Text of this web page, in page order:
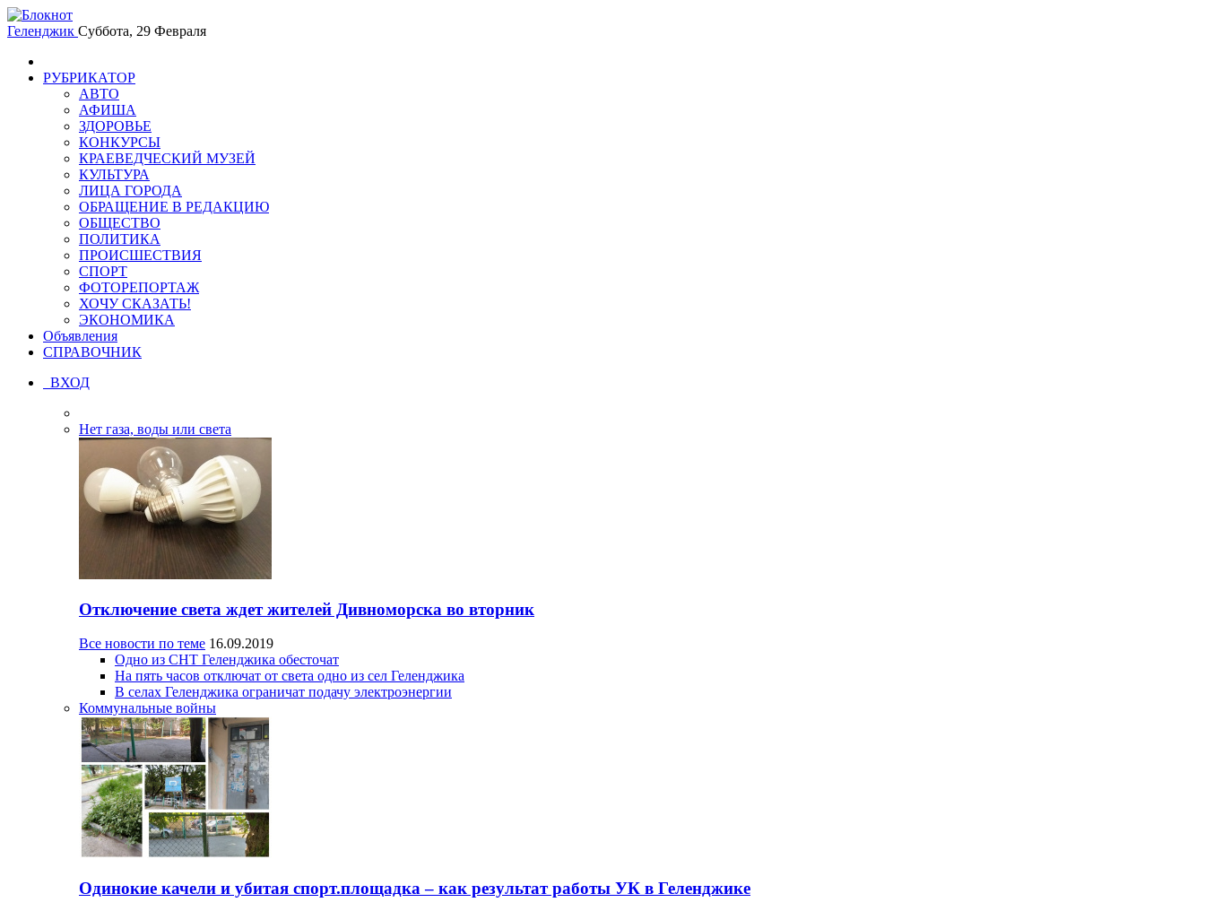
Геленджик Суббота, 29 Февраля
РУБРИКАТОР
АВТО
АФИША
ЗДОРОВЬЕ
КОНКУРСЫ
КРАЕВЕДЧЕСКИЙ МУЗЕЙ
КУЛЬТУРА
ЛИЦА ГОРОДА
ОБРАЩЕНИЕ В РЕДАКЦИЮ
ОБЩЕСТВО
ПОЛИТИКА
ПРОИСШЕСТВИЯ
СПОРТ
ФОТОРЕПОРТАЖ
ХОЧУ СКАЗАТЬ!
ЭКОНОМИКА
Объявления
СПРАВОЧНИК
ВХОД
Нет газа, воды или света
Отключение света ждет жителей Дивноморска во вторник
Все новости по теме 16.09.2019
Одно из СНТ Геленджика обесточат
На пять часов отключат от света одно из сел Геленджика
В селах Геленджика ограничат подачу электроэнергии
Коммунальные войны
Одинокие качели и убитая спорт.площадка – как результат работы УК в Геленджике